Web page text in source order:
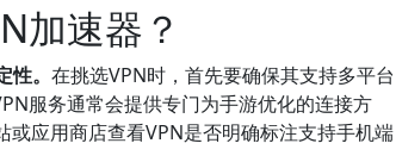
加速器？
。 在挑选VPN时，首先要确保其支持多平台
服务通常会提供专门为手游优化的连接方
应用商店查看VPN是否明确标注支持手机端